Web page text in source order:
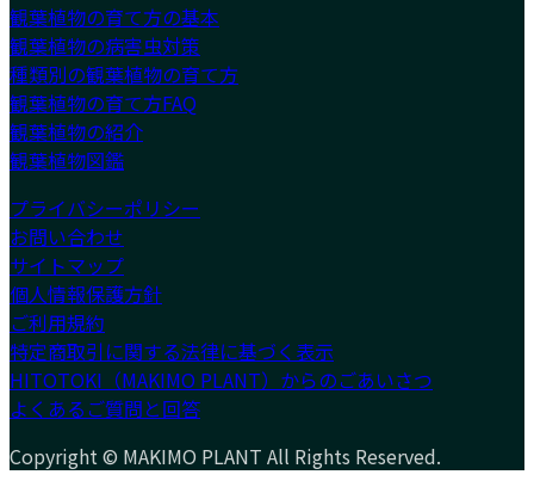
観葉植物の育て方の基本
観葉植物の病害虫対策
種類別の観葉植物の育て方
観葉植物の育て方FAQ
観葉植物の紹介
観葉植物図鑑
プライバシーポリシー
お問い合わせ
サイトマップ
個人情報保護方針
ご利用規約
特定商取引に関する法律に基づく表示
HITOTOKI（MAKIMO PLANT）からのごあいさつ
よくあるご質問と回答
Copyright © MAKIMO PLANT All Rights Reserved.